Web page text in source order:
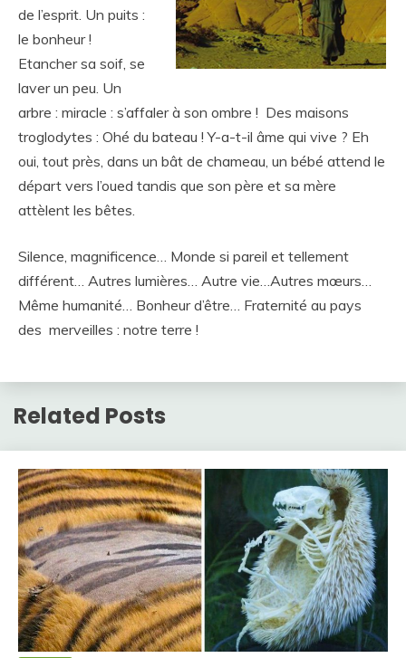
de l’esprit. Un puits :
le bonheur !
Etancher sa soif, se
laver un peu. Un
arbre : miracle : s’affaler à son ombre ! Des maisons
troglodytes : Ohé du bateau ! Y-a-t-il âme qui vive ? Eh
oui, tout près, dans un bât de chameau, un bébé attend le
départ vers l’oued tandis que son père et sa mère
attèlent les bêtes.
Silence, magnificence… Monde si pareil et tellement
différent… Autres lumières… Autre vie…Autres mœurs…
Même humanité… Bonheur d’être… Fraternité au pays
des merveilles : notre terre !
Related Posts